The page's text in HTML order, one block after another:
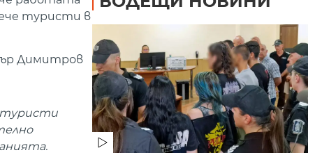
туристи в
Димитров
туристи